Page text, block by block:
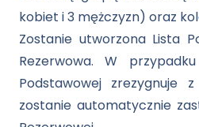
kobiet i 3 mężczyzn) oraz
Zostanie utworzona Lista
Rezerwowa. W
Podstawowej zrezygnuje
zostanie automatycznie